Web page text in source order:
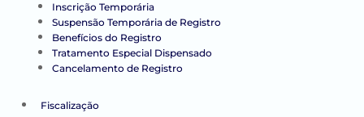
Inscrição Temporária
Suspensão Temporária de Registro
Benefícios do Registro
Tratamento Especial Dispensado
Cancelamento de Registro
Fiscalização